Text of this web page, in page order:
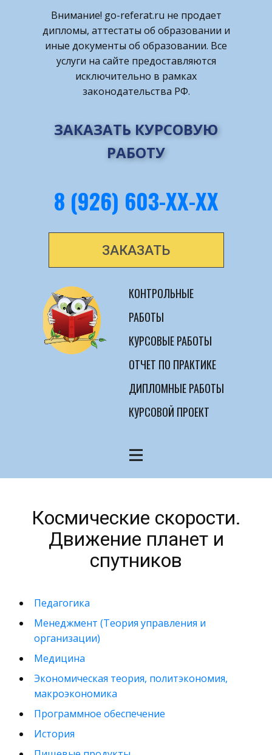
Внимание! ​go-referat.ru не продает
дипломы, аттестаты об образовании и
иные документы об образовании. Все
услуги на сайте предоставляются
исключительно в рамках
законодательства РФ.
ЗАКАЗАТЬ КУРСОВУЮ
РАБОТУ
8 (926) 603-ХХ-ХХ
ЗАКАЗАТЬ
КОНТРОЛЬНЫЕ
РАБОТЫ
КУРСОВЫЕ РАБОТЫ
ОТЧЕТ ПО ПРАКТИКЕ
ДИПЛОМНЫЕ РАБОТЫ
КУРСОВОЙ ПРОЕКТ
Космические скорости.
Движение планет и
спутников
Педагогика
Менеджмент (Теория управления и
организации)
Медицина
Экономическая теория, политэкономия,
макроэкономика
Программное обеспечение
История